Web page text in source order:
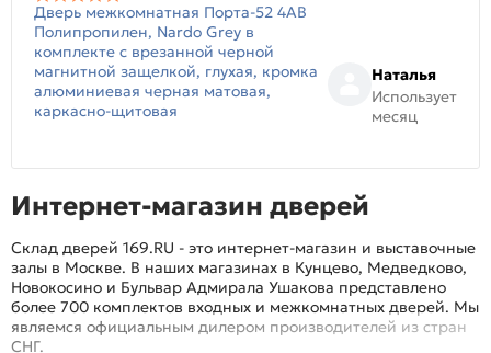
Дверь межкомнатная Порта-52 4AB
Полипропилен, Nardo Grey в
комплекте с врезанной черной
магнитной защелкой, глухая, кромка
алюминиевая черная матовая,
каркасно-щитовая
Наталья
Использует
месяц
Интернет-магазин дверей
Склад дверей 169.RU - это интернет-магазин и выставочные
залы в Москве. В наших магазинах в Кунцево, Медведково,
Новокосино и Бульвар Адмирала Ушакова представлено
более 700 комплектов входных и межкомнатных дверей. Мы
являемся официальным дилером производителей из стран
СНГ.